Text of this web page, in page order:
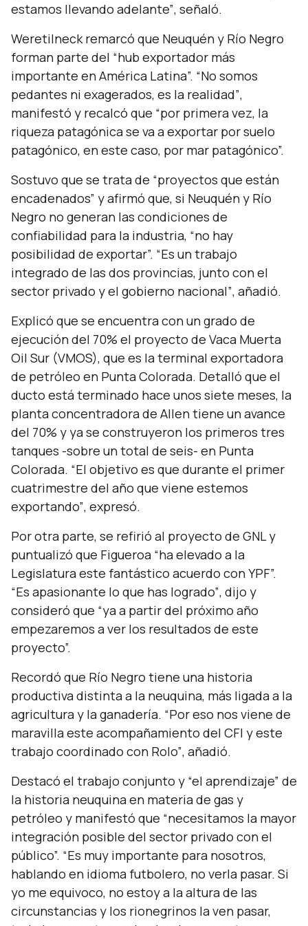
estamos llevando adelante”, señaló.
Weretilneck remarcó que Neuquén y Río Negro
forman parte del “hub exportador más
importante en América Latina”. “No somos
pedantes ni exagerados, es la realidad”,
manifestó y recalcó que “por primera vez, la
riqueza patagónica se va a exportar por suelo
patagónico, en este caso, por mar patagónico”.
Sostuvo que se trata de “proyectos que están
encadenados” y afirmó que, si Neuquén y Río
Negro no generan las condiciones de
confiabilidad para la industria, “no hay
posibilidad de exportar”. “Es un trabajo
integrado de las dos provincias, junto con el
sector privado y el gobierno nacional”, añadió.
Explicó que se encuentra con un grado de
ejecución del 70% el proyecto de Vaca Muerta
Oil Sur (VMOS), que es la terminal exportadora
de petróleo en Punta Colorada. Detalló que el
ducto está terminado hace unos siete meses, la
planta concentradora de Allen tiene un avance
del 70% y ya se construyeron los primeros tres
tanques -sobre un total de seis- en Punta
Colorada. “El objetivo es que durante el primer
cuatrimestre del año que viene estemos
exportando”, expresó.
Por otra parte, se refirió al proyecto de GNL y
puntualizó que Figueroa “ha elevado a la
Legislatura este fantástico acuerdo con YPF”.
“Es apasionante lo que has logrado”, dijo y
consideró que “ya a partir del próximo año
empezaremos a ver los resultados de este
proyecto”.
Recordó que Río Negro tiene una historia
productiva distinta a la neuquina, más ligada a la
agricultura y la ganadería. “Por eso nos viene de
maravilla este acompañamiento del CFI y este
trabajo coordinado con Rolo”, añadió.
Destacó el trabajo conjunto y “el aprendizaje” de
la historia neuquina en materia de gas y
petróleo y manifestó que “necesitamos la mayor
integración posible del sector privado con el
público”. “Es muy importante para nosotros,
hablando en idioma futbolero, no verla pasar. Si
yo me equivoco, no estoy a la altura de las
circunstancias y los rionegrinos la ven pasar,